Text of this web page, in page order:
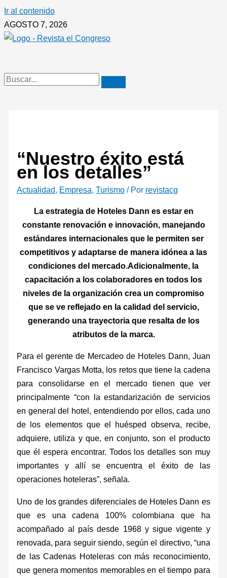
Ir al contenido
AGOSTO 7, 2026
“Nuestro éxito está
en los detalles”
Actualidad, Empresa,Turismo / Por revistacg
La estrategia de Hoteles Dann es estar en
constante renovación e innovación, manejando
estándares internacionales que le permiten ser
competitivos y adaptarse de manera idónea a las
condiciones del mercado.Adicionalmente, la
capacitación a los colaboradores en todos los
niveles de la organización crea un compromiso
que se ve reflejado en la calidad del servicio,
generando una trayectoria que resalta de los
atributos de la marca.
Para el gerente de Mercadeo de Hoteles Dann, Juan
Francisco Vargas Motta, los retos que tiene la cadena
para consolidarse en el mercado tienen que ver
principalmente “con la estandarización de servicios
en general del hotel, entendiendo por ellos, cada uno
de los elementos que el huésped observa, recibe,
adquiere, utiliza y que, en conjunto, son el producto
que él espera encontrar. Todos los detalles son muy
importantes y allí se encuentra el éxito de las
operaciones hoteleras”, señala.
Uno de los grandes diferenciales de Hoteles Dann es
que es una cadena 100% colombiana que ha
acompañado al país desde 1968 y sigue vigente y
renovada, para seguir siendo, según el directivo, “una
de las Cadenas Hoteleras con más reconocimiento,
que genera momentos memorables en el tiempo para